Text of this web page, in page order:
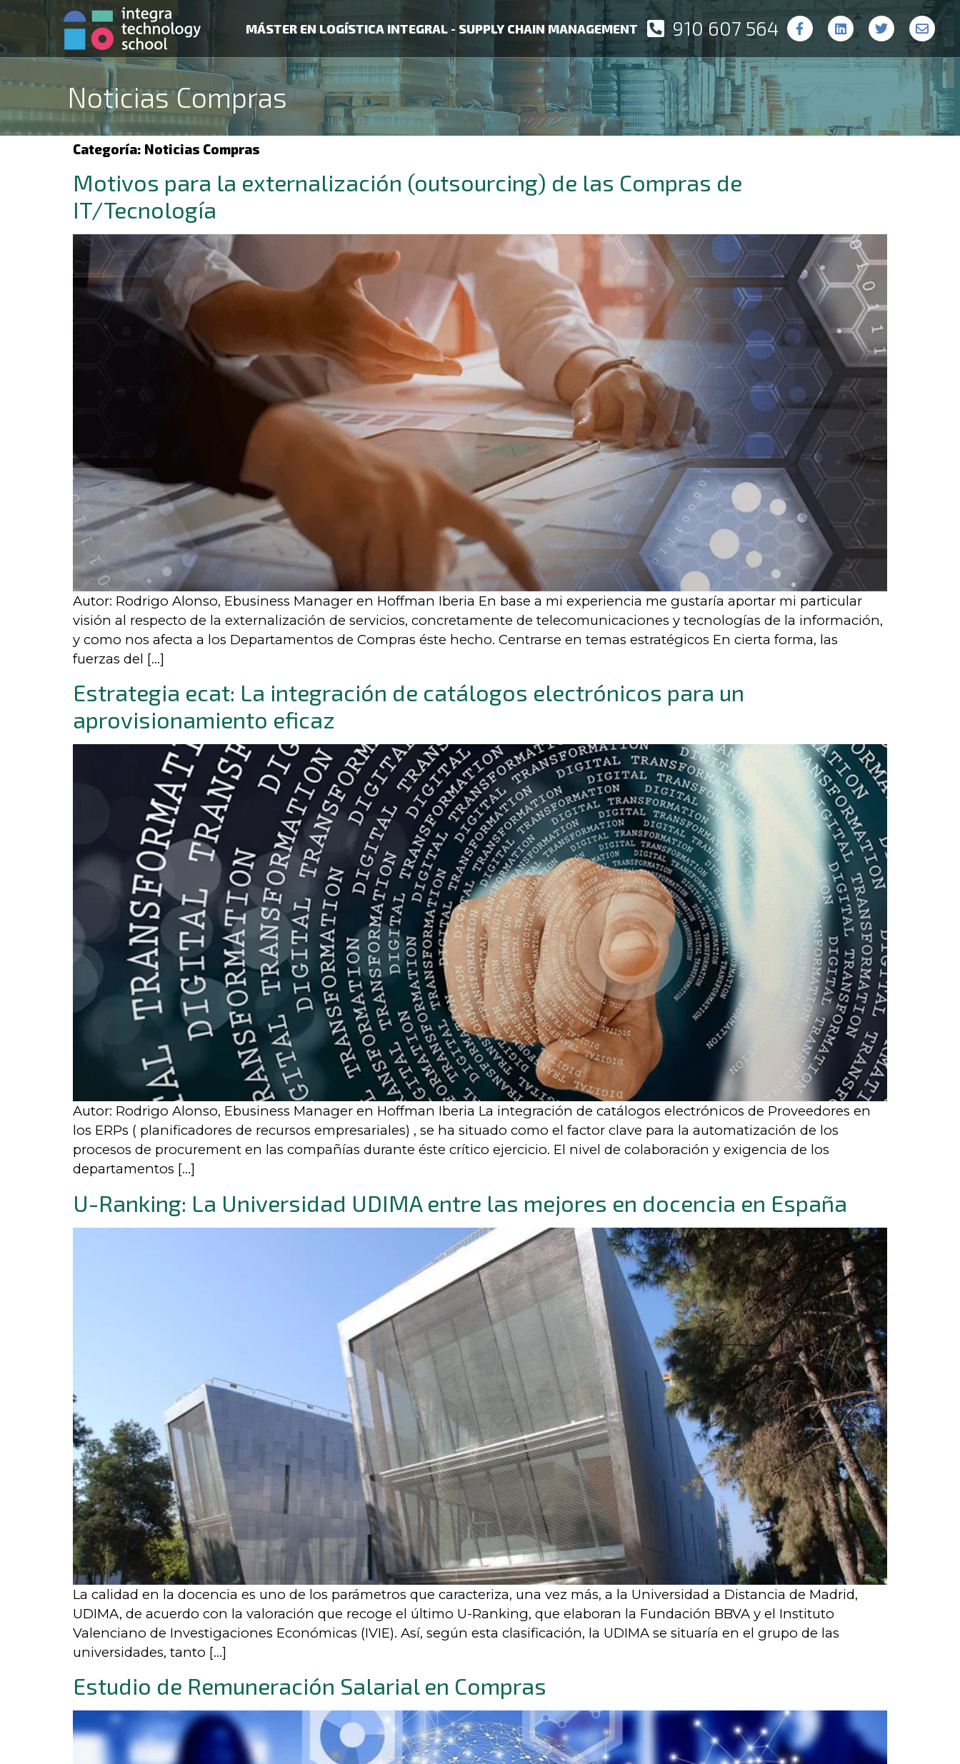
MÁSTER EN LOGÍSTICA INTEGRAL - SUPPLY CHAIN MANAGEMENT 910 607 564
Noticias Compras
Categoría: Noticias Compras
Motivos para la externalización (outsourcing) de las Compras de
IT/Tecnología
Autor: Rodrigo Alonso, Ebusiness Manager en Hoffman Iberia En base a mi experiencia me gustaría aportar mi particular
visión al respecto de la externalización de servicios, concretamente de telecomunicaciones y tecnologías de la información,
y como nos afecta a los Departamentos de Compras éste hecho. Centrarse en temas estratégicos En cierta forma, las
fuerzas del […]
Estrategia ecat: La integración de catálogos electrónicos para un
aprovisionamiento eficaz
Autor: Rodrigo Alonso, Ebusiness Manager en Hoffman Iberia La integración de catálogos electrónicos de Proveedores en
los ERPs ( planificadores de recursos empresariales) , se ha situado como el factor clave para la automatización de los
procesos de procurement en las compañías durante éste crítico ejercicio. El nivel de colaboración y exigencia de los
departamentos […]
U-Ranking: La Universidad UDIMA entre las mejores en docencia en España
La calidad en la docencia es uno de los parámetros que caracteriza, una vez más, a la Universidad a Distancia de Madrid,
UDIMA, de acuerdo con la valoración que recoge el último U-Ranking, que elaboran la Fundación BBVA y el Instituto
Valenciano de Investigaciones Económicas (IVIE). Así, según esta clasificación, la UDIMA se situaría en el grupo de las
universidades, tanto […]
Estudio de Remuneración Salarial en Compras